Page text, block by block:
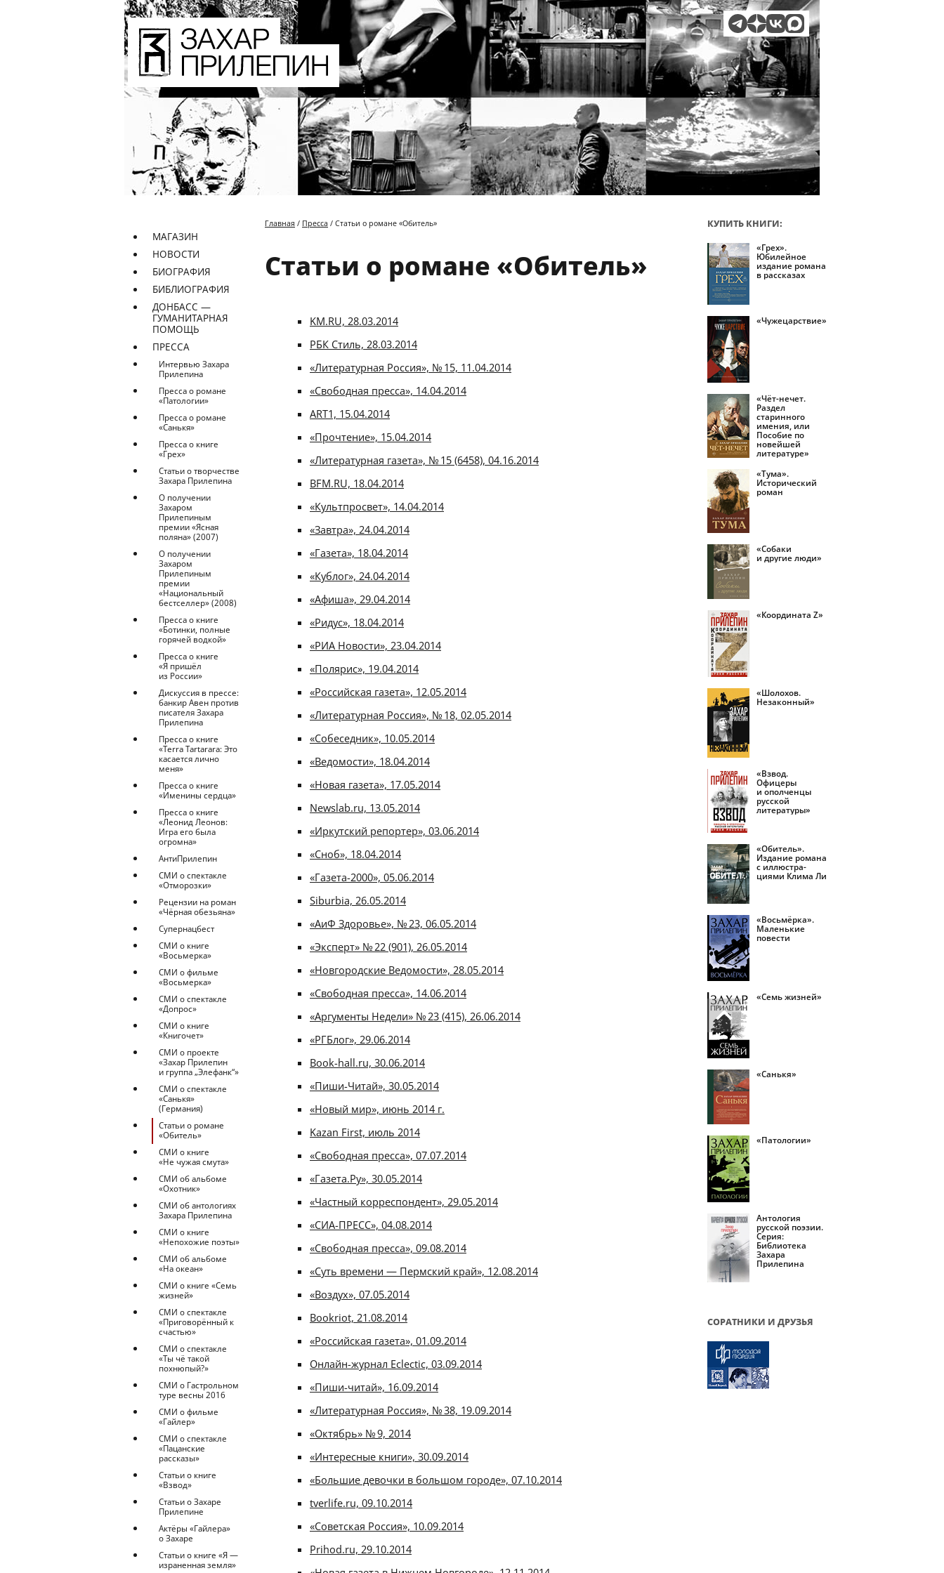
МАГАЗИН
НОВОСТИ
БИОГРАФИЯ
БИБЛИОГРАФИЯ
ДОНБАСС —
ГУМАНИТАРНАЯ
ПОМОЩЬ
ПРЕССА
Интервью Захара
Прилепина
Пресса о романе
«Патологии»
Пресса о романе
«Санькя»
Пресса о книге
«Грех»
Статьи о творчестве
Захара Прилепина
О получении
Захаром
Прилепиным
премии «Ясная
поляна» (2007)
О получении
Захаром
Прилепиным
премии
«Национальный
бестселлер» (2008)
Пресса о книге
«Ботинки, полные
горячей водкой»
Пресса о книге
«Я пришёл
из России»
Дискуссия в прессе:
банкир Авен против
писателя Захара
Прилепина
Пресса о книге
«Terra Tartarara: Это
касается лично
меня»
Пресса о книге
«Именины сердца»
Пресса о книге
«Леонид Леонов:
Игра его была
огромна»
АнтиПрилепин
СМИ о спектакле
«Отморозки»
Рецензии на роман
«Чёрная обезьяна»
Супернацбест
СМИ о книге
«Восьмерка»
СМИ о фильме
«Восьмерка»
СМИ о спектакле
«Допрос»
СМИ о книге
«Книгочет»
СМИ о проекте
«Захар Прилепин
и группа „Элефанк“»
СМИ о спектакле
«Санькя»
(Германия)
Статьи о романе
«Обитель»
СМИ о книге
«Не чужая смута»
СМИ об альбоме
«Охотник»
СМИ об антологиях
Захара Прилепина
СМИ о книге
«Непохожие поэты»
СМИ об альбоме
«На океан»
СМИ о книге «Семь
жизней»
СМИ о спектакле
«Приговорённый к
счастью»
СМИ о спектакле
«Ты чё такой
похнюпый?»
СМИ о Гастрольном
туре весны 2016
СМИ о фильме
«Гайлер»
СМИ о спектакле
«Пацанские
рассказы»
Статьи о книге
«Взвод»
Статьи о Захаре
Прилепине
Актёры «Гайлера»
о Захаре
Статьи о книге «Я —
израненная земля»
Главная / Пресса / Статьи о романе «Обитель»
Статьи о романе «Обитель»
KM.RU, 28.03.2014
РБК Стиль, 28.03.2014
«Литературная Россия», № 15, 11.04.2014
«Свободная пресса», 14.04.2014
ART1, 15.04.2014
«Прочтение», 15.04.2014
«Литературная газета», № 15 (6458), 04.16.2014
BFM.RU, 18.04.2014
«Культпросвет», 14.04.2014
«Завтра», 24.04.2014
«Газета», 18.04.2014
«Кублог», 24.04.2014
«Афиша», 29.04.2014
«Ридус», 18.04.2014
«РИА Новости», 23.04.2014
«Полярис», 19.04.2014
«Российская газета», 12.05.2014
«Литературная Россия», № 18, 02.05.2014
«Собеседник», 10.05.2014
«Ведомости», 18.04.2014
«Новая газета», 17.05.2014
Newslab.ru, 13.05.2014
«Иркутский репортер», 03.06.2014
«Сноб», 18.04.2014
«Газета-2000», 05.06.2014
Siburbia, 26.05.2014
«АиФ Здоровье», № 23, 06.05.2014
«Эксперт» № 22 (901), 26.05.2014
«Новгородские Ведомости», 28.05.2014
«Свободная пресса», 14.06.2014
«Аргументы Недели» № 23 (415), 26.06.2014
«РГБлог», 29.06.2014
Book-hall.ru, 30.06.2014
«Пиши-Читай», 30.05.2014
«Новый мир», июнь 2014 г.
Kazan First, июль 2014
«Свободная пресса», 07.07.2014
«Газета.Ру», 30.05.2014
«Частный корреспондент», 29.05.2014
«СИА-ПРЕСС», 04.08.2014
«Свободная пресса», 09.08.2014
«Суть времени — Пермский край», 12.08.2014
«Воздух», 07.05.2014
Bookriot, 21.08.2014
«Российская газета», 01.09.2014
Онлайн-журнал Eclectic, 03.09.2014
«Пиши-читай», 16.09.2014
«Литературная Россия», № 38, 19.09.2014
«Октябрь» № 9, 2014
«Интересные книги», 30.09.2014
«Большие девочки в большом городе», 07.10.2014
tverlife.ru, 09.10.2014
«Советская Россия», 10.09.2014
Prihod.ru, 29.10.2014
КУПИТЬ КНИГИ:
«Грех».
Юбилейное
издание романа
в рассказах
«Чужецарствие»
«Чёт-нечет.
Раздел
старинного
имения, или
Пособие по
новейшей
литературе»
«Тума».
Исторический
роман
«Собаки
и другие люди»
«Координата Z»
«Шолохов.
Незаконный»
«Взвод.
Офицеры
и ополченцы
русской
литературы»
«Обитель».
Издание романа
с иллюстра­
циями Клима Ли
«Восьмёрка».
Маленькие
повести
«Семь жизней»
«Санькя»
«Патологии»
Антология
русской поэзии.
Серия:
Библиотека
Захара
Прилепина
СОРАТНИКИ И ДРУЗЬЯ